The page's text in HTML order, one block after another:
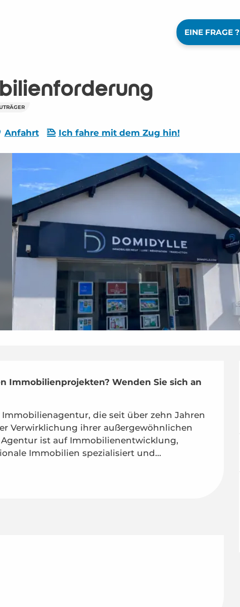
EINE FRAGE ?
Anfahrt Ich fahre mit dem Zug hin!
Immobilienprojekten? Wenden Sie sich an
die seit über zehn Jahren
Verwirklichung ihrer außergewöhnlichen
ist auf Immobilienentwicklung,
Immobilien spezialisiert und...